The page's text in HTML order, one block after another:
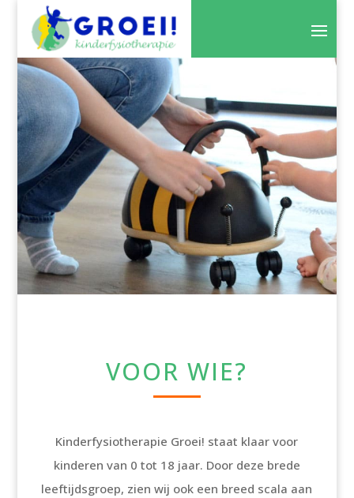
VOOR WIE?
Kinderfysiotherapie Groei! staat klaar voor
kinderen van 0 tot 18 jaar. Door deze brede
leeftijdsgroep, zien wij ook een breed scala aan